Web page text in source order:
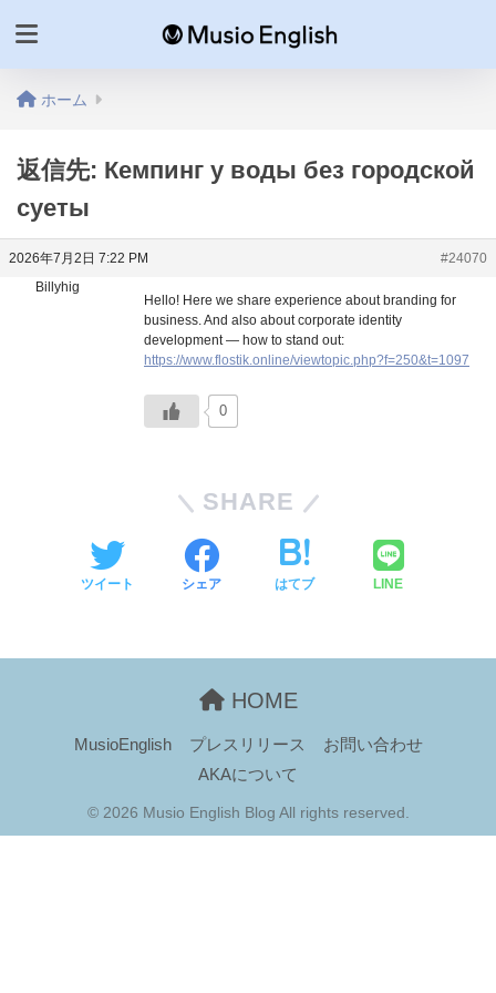
ホーム
返信先: Кемпинг у воды без городской
суеты
2026年7月2日 7:22 PM
#24070
Billyhig
Hello! Here we share experience about branding for
business. And also about corporate identity
development — how to stand out:
https://www.flostik.online/viewtopic.php?f=250&t=1097
0
SHARE
ツイート シェア はてブ LINE
HOME
MusioEnglish プレスリリース
お問い合わせ
AKAについて
© 2026 Musio English Blog All rights reserved.